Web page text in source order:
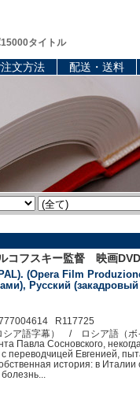
タイトル
注文方法 配送・送料
コフスキー監督 映画
(Opera Film
Русский
R117725
シア語字幕） / ロシア語（ボ
Павла Сосновского,
переводчицей Евгенией,
история: в